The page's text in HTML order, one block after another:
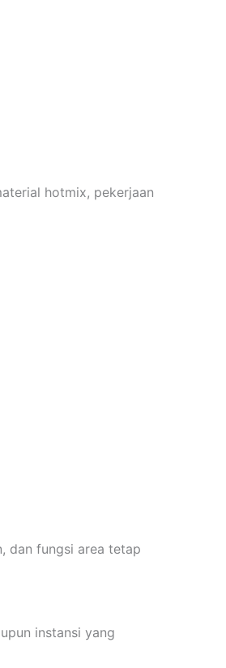
hotmix, pekerjaan
dan fungsi area tetap
instansi yang